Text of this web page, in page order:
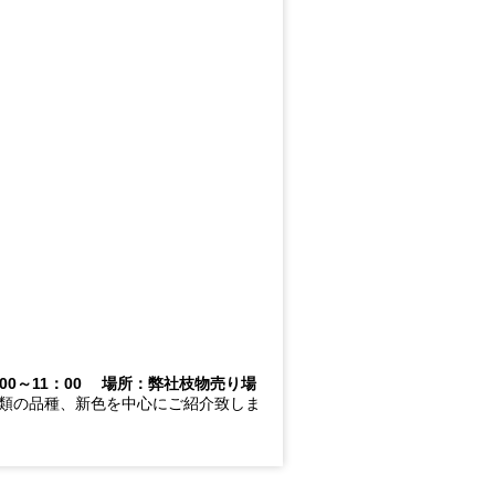
～11：00 場所：弊社枝物売り場
の品種、新色を中心にご紹介致しま